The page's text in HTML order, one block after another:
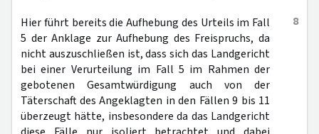
8
Hier führt bereits die Aufhebung des Urteils im Fall
5 der Anklage zur Aufhebung des Freispruchs, da
nicht auszuschließen ist, dass sich das Landgericht
bei einer Verurteilung im Fall 5 im Rahmen der
gebotenen Gesamtwürdigung auch von der
Täterschaft des Angeklagten in den Fällen 9 bis 11
überzeugt hätte, insbesondere da das Landgericht